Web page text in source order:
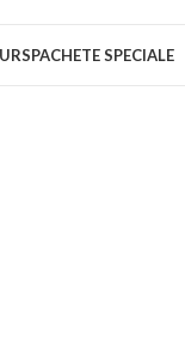
PACHETE SPECIALE